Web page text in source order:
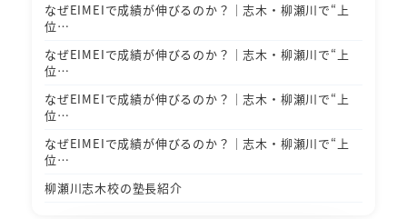
なぜEIMEIで成績が伸びるのか？｜志木・柳瀬川で“上
位…
なぜEIMEIで成績が伸びるのか？｜志木・柳瀬川で“上
位…
なぜEIMEIで成績が伸びるのか？｜志木・柳瀬川で“上
位…
なぜEIMEIで成績が伸びるのか？｜志木・柳瀬川で“上
位…
柳瀬川志木校の塾長紹介